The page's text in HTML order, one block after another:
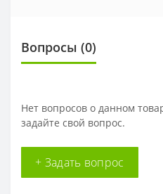
Вопросы (0)
Нет вопросов о данном
задайте свой вопрос.
+ Задать вопрос